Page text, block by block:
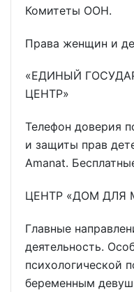
Комитеты ООН.
Права женщин и
«ЕДИНЫЙ
ЦЕНТР»
Телефон доверия
и защиты прав
Amanat.
ЦЕНТР «ДОМ ДЛЯ
Главные
деятельность.
психологической
беременным